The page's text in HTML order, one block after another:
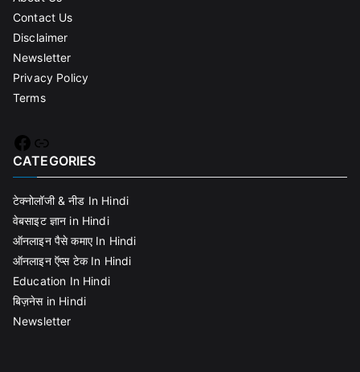
Contact Us
Disclaimer
Newsletter
Privacy Policy
Terms
Facebook
Link
CATEGORIES
टेक्नोलॉजी & नीड In Hindi
वेबसाइट ज्ञान in Hindi
ऑनलाइन पैसे कमाए In Hindi
ऑनलाइन ऍप्स टेक In Hindi
Education In Hindi
बिज़नेस in Hindi
Newsletter